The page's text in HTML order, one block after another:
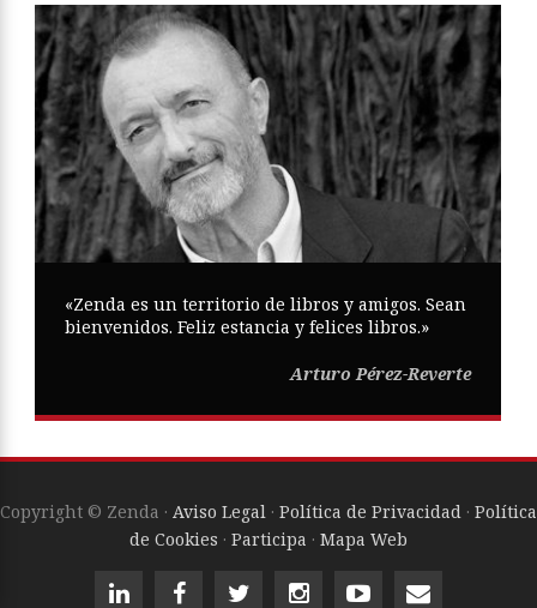
«Zenda es un territorio de libros y amigos. Sean
bienvenidos. Feliz estancia y felices libros.»
Arturo Pérez-Reverte
Copyright © Zenda · Aviso Legal · Política de Privacidad · Política
de Cookies · Participa · Mapa Web